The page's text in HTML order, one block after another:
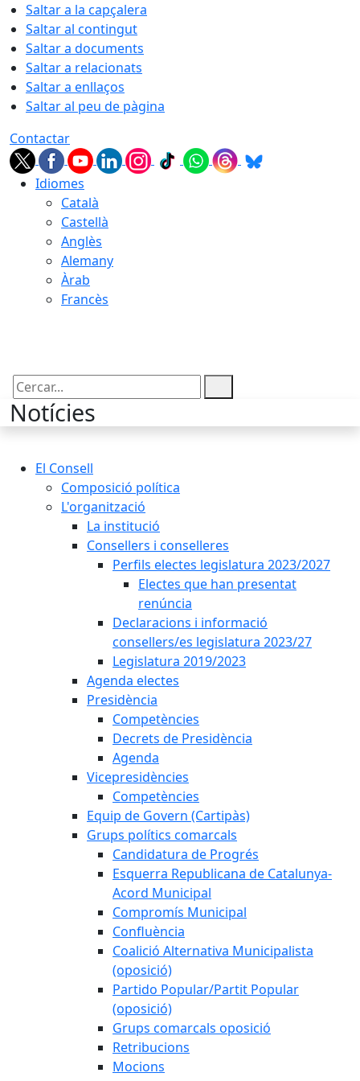
Saltar a la capçalera
Saltar al contingut
Saltar a documents
Saltar a relacionats
Saltar a enllaços
Saltar al peu de pàgina
Contactar
Idiomes
Català
Castellà
Anglès
Alemany
Àrab
Francès
Cercar:
Notícies
El Consell
Composició política
L'organització
La institució
Consellers i conselleres
Perfils electes legislatura 2023/2027
Electes que han presentat
renúncia
Declaracions i informació
consellers/es legislatura 2023/27
Legislatura 2019/2023
Agenda electes
Presidència
Competències
Decrets de Presidència
Agenda
Vicepresidències
Competències
Equip de Govern (Cartipàs)
Grups polítics comarcals
Candidatura de Progrés
Esquerra Republicana de Catalunya-
Acord Municipal
Compromís Municipal
Confluència
Coalició Alternativa Municipalista
(oposició)
Partido Popular/Partit Popular
(oposició)
Grups comarcals oposició
Retribucions
Mocions